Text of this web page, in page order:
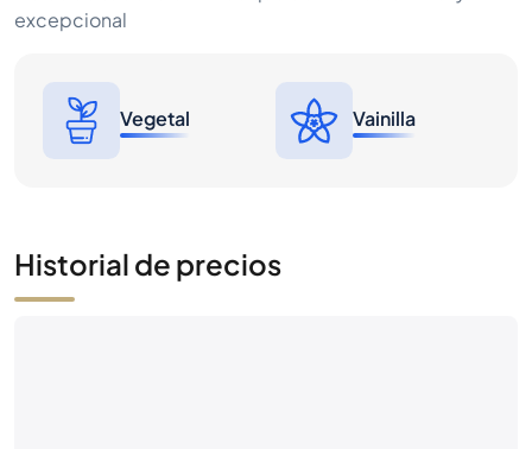
excepcional
Vegetal Vainilla
Historial de precios